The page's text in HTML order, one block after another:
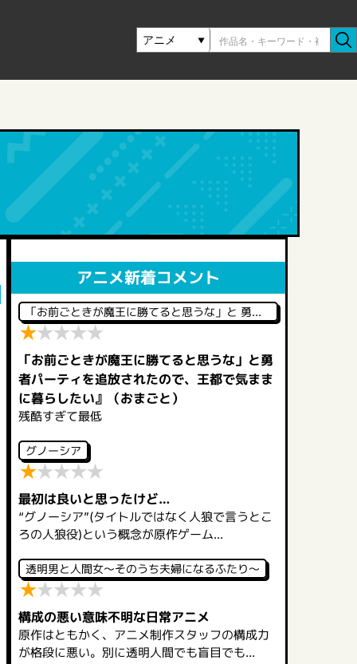
アニメ新着コメント
「お前ごときが魔王に勝てると思うな」と 勇者パ―ティを追放されたので、王都で気ままに暮らしたい
★★★★★
「お前ごときが魔王に勝てると思うな」と勇
者パーティを追放されたので、王都で気まま
に暮らしたい』（おまごと）
残酷すぎて最低
グノーシア
★★★★★
最初は良いと思ったけど…
“グノーシア”(タイトルではなく人狼で言うとこ
ろの人狼役)という概念が原作ゲーム...
透明男と人間女～そのうち夫婦になるふたり～
★★★★★
構成の悪い意味不明な日常アニメ
原作はともかく、アニメ制作スタッフの構成力
が格段に悪い。別に透明人間でも盲目でも...